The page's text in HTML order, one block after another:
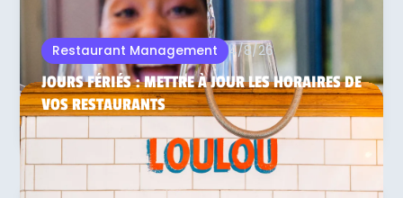
Restaurant Management 4/8/26
JOURS FÉRIÉS : METTRE À JOUR LES HORAIRES DE
VOS RESTAURANTS